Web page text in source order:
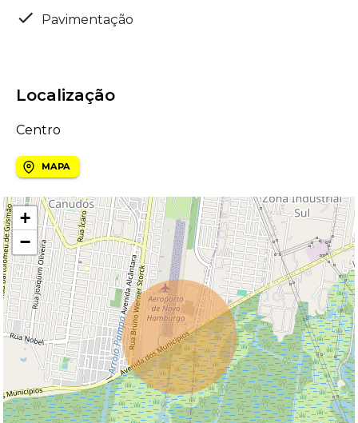
Pavimentação
Localização
Centro
MAPA
+
−